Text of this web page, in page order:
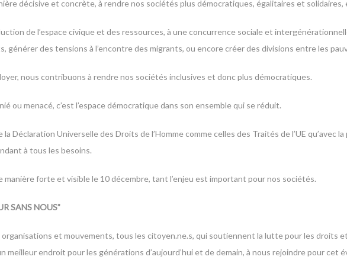
décisive et concrète, à rendre nos sociétés plus démocratiques, égalitaires et solidaires,
de l’espace civique et des ressources, à une concurrence sociale et
générer des tensions à l’encontre des migrants, ou encore créer des divisions entre les
nous contribuons à rendre nos sociétés inclusives et donc plus démocratiques.
ou menacé, c’est l’espace démocratique dans son ensemble qui se réduit.
Déclaration Universelle des Droits de l’Homme comme celles des Traités de l’UE qu’avec
à tous les besoins.
manière forte et visible le 10 décembre, tant l’enjeu est important pour nos sociétés.
SANS NOUS”
et mouvements, tous les citoyen.ne.s, qui soutiennent la lutte pour les droits
endroit pour les générations d’aujourd’hui et de demain, à nous rejoindre pour cet